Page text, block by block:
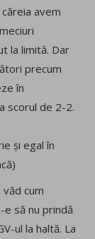
avem
la limită. Dar
precum
în
scorul de 2-2.
și egal în
cum
e să nu prindă
ul la haltă. La